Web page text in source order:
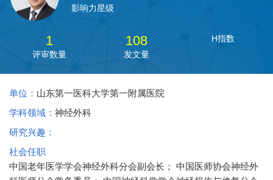
影响力星级
1
评审数量
108
发文量
H指数
单位： 山东第一医科大学第一附属医院
学科领域： 神经外科
研究兴趣：
社会任职
中国老年医学学会神经外科分会副会长； 中国医师协会神经外